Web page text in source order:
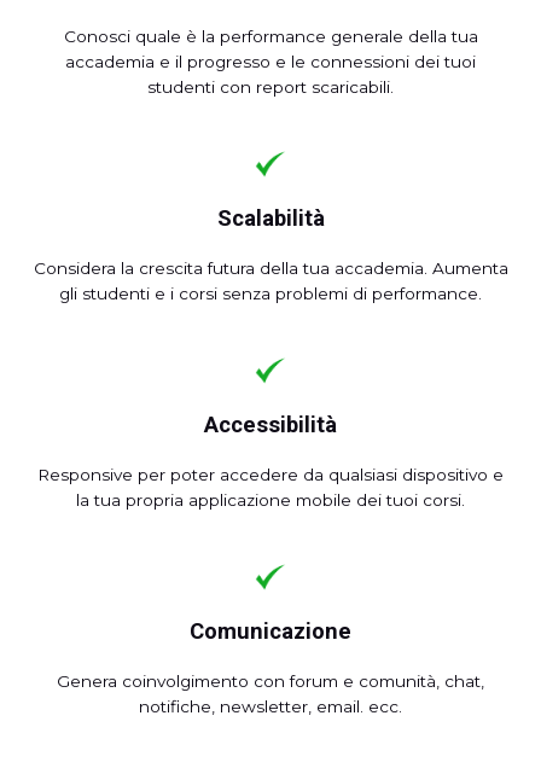
Conosci quale è la performance generale della tua
accademia e il progresso e le connessioni dei tuoi
studenti con report scaricabili.
Scalabilità
Considera la crescita futura della tua accademia. Aumenta
gli studenti e i corsi senza problemi di performance.
Accessibilità
Responsive per poter accedere da qualsiasi dispositivo e
la tua propria applicazione mobile dei tuoi corsi.
Comunicazione
Genera coinvolgimento con forum e comunità, chat,
notifiche, newsletter, email. ecc.